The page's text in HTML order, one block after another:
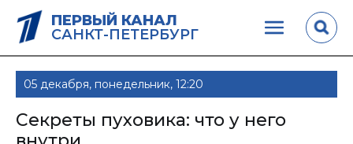
ПЕРВЫЙ КАНАЛ
САНКТ-ПЕТЕРБУРГ
05 декабря, понедельник, 12:20
Секреты пуховика: что у него